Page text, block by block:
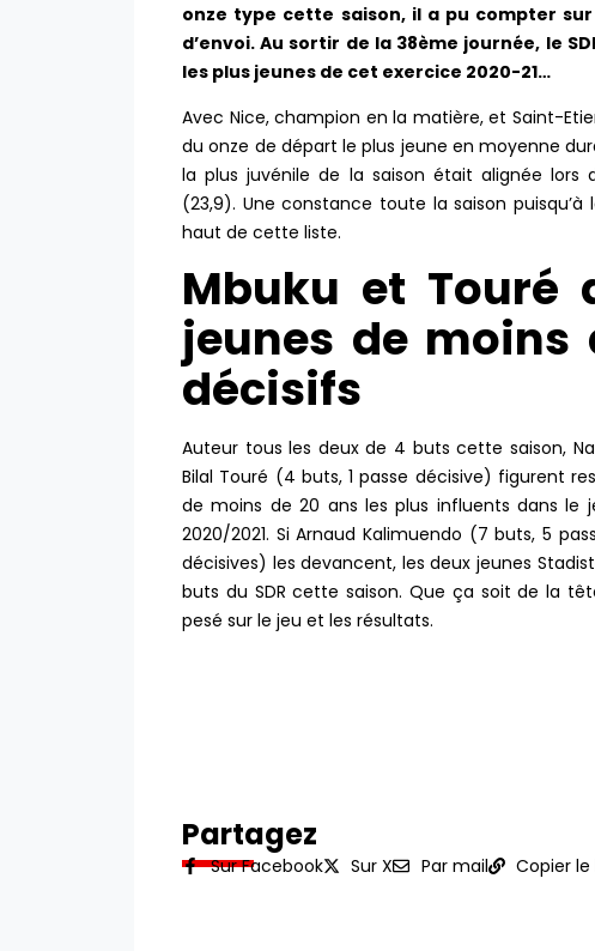
onze type cette saison, il a pu compter
d’envoi. Au sortir de la 38ème journée, le
les plus jeunes de cet exercice 2020-21…
Avec Nice, champion en la matière, et Saint-
du onze de départ le plus jeune en moyenne
la plus juvénile de la saison était alignée
(23,9). Une constance toute la saison
haut de cette liste.
Mbuku et Touré
jeunes de moins
décisifs
Auteur tous les deux de 4 buts cette saison,
Bilal Touré (4 buts, 1 passe décisive) figurent
de moins de 20 ans les plus influents dans
2020/2021. Si Arnaud Kalimuendo (7 buts, 5
décisives) les devancent, les deux jeunes
buts du SDR cette saison. Que ça soit de la
pesé sur le jeu et les résultats.
Partagez
Sur Facebook Sur X Par mail Copier le